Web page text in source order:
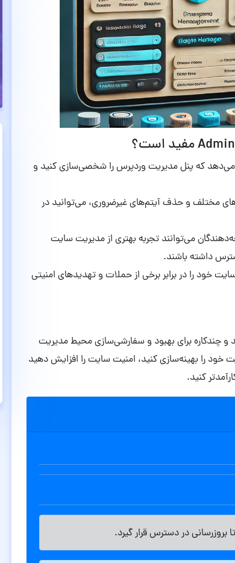
می‌دهد که پنل مدیریت وردپرس را شخصی‌سازی کنید و
مختلف و حذف آیتم‌های غیرضروری، می‌توانید در
می‌توانند تجربه بهتری از مدیریت سایت
داشته باشند.
خود را در برابر برخی از حملات و تهدیدهای امنیتی
و چندکاره برای بهبود و سفارشی‌سازی محیط مدیریت
خود را بهینه‌سازی کنید، امنیت سایت را افزایش دهید
کنید.
بروزرسانی در دسترس قرار گیرد.